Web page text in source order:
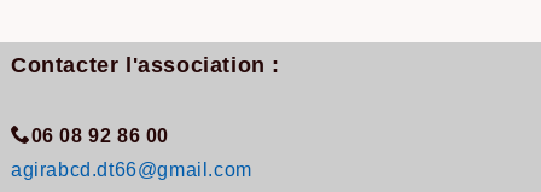
Contacter l'association :
06 08 92 86 00
agirabcd.dt66@gmail.com